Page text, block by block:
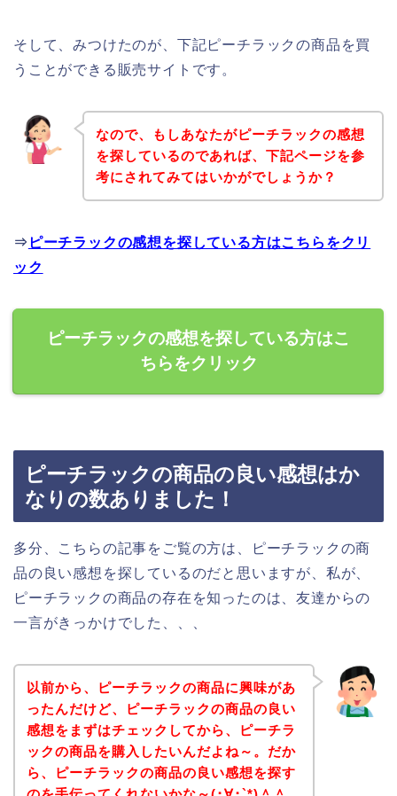
そして、みつけたのが、下記ピーチラックの商品を買
うことができる販売サイトです。
なので、もしあなたがピーチラックの感想
を探しているのであれば、下記ページを参
考にされてみてはいかがでしょうか？
⇒ ピーチラックの感想を探している方はこちらをクリ
ック
ピーチラックの感想を探している方はこ
ちらをクリック
ピーチラックの商品の良い感想はか
なりの数ありました！
多分、こちらの記事をご覧の方は、ピーチラックの商
品の良い感想を探しているのだと思いますが、私が、
ピーチラックの商品の存在を知ったのは、友達からの
一言がきっかけでした、、、
以前から、ピーチラックの商品に興味があ
ったんだけど、ピーチラックの商品の良い
感想をまずはチェックしてから、ピーチラ
ックの商品を購入したいんだよね～。だか
ら、ピーチラックの商品の良い感想を探す